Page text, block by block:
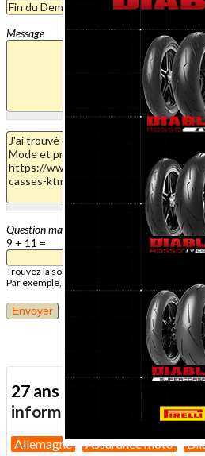
Message
Question mathématique
9 + 11 =
Trouvez la solution de ce problème
Par exemple, pour 1 + 3, saisissez 4.
27 ans d'actualité moto :
informations depuis 1999
Allemagne Assurance moto